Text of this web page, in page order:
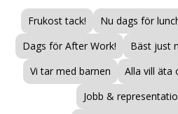
Frukost tack! Nu dags för
Dags för After Work!
Bäst just
Vi tar med barnen
Alla vill äta
Jobb &